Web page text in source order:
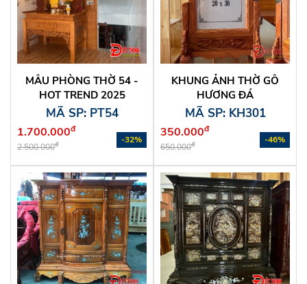
MẪU PHÒNG THỜ 54 -
HOT TREND 2025
MÃ SP: PT54
1.700.000đ
2.500.000đ -32%
KHUNG ẢNH THỜ GỖ
HƯƠNG ĐÁ
MÃ SP: KH301
350.000đ
650.000đ -46%